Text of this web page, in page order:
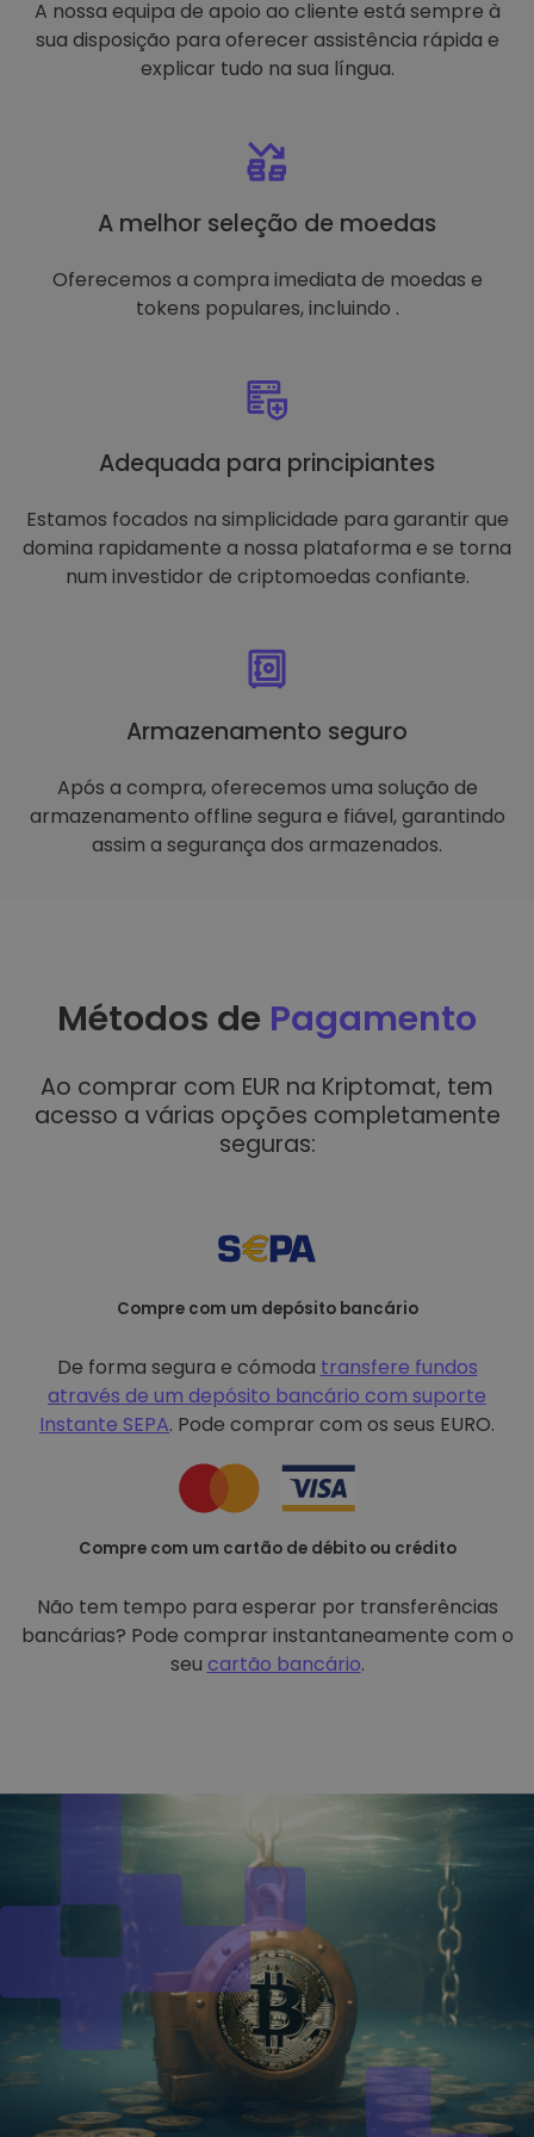
A nossa equipa de apoio ao cliente está sempre à
sua disposição para oferecer assistência rápida e
explicar tudo na sua língua.
A melhor seleção de moedas
Oferecemos a compra imediata de moedas e
tokens populares, incluindo .
Adequada para principiantes
Estamos focados na simplicidade para garantir que
domina rapidamente a nossa plataforma e se torna
num investidor de criptomoedas confiante.
Armazenamento seguro
Após a compra, oferecemos uma solução de
armazenamento offline segura e fiável, garantindo
assim a segurança dos armazenados.
Métodos de Pagamento
Ao comprar com EUR na Kriptomat, tem
acesso a várias opções completamente
seguras:
Compre com um depósito bancário
De forma segura e cómoda transfere fundos
através de um depósito bancário com suporte
Instante SEPA. Pode comprar com os seus EURO.
Compre com um cartão de débito ou crédito
Não tem tempo para esperar por transferências
bancárias? Pode comprar instantaneamente com o
seu cartão bancário.